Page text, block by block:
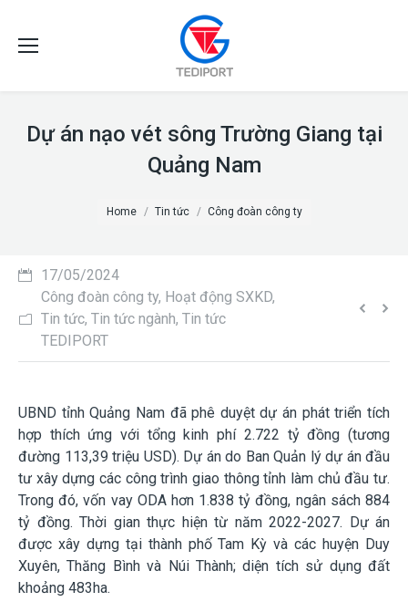
Dự án nạo vét sông Trường Giang tại
Quảng Nam
Home Tin tức Công đoàn công ty
17/05/2024
Công đoàn công ty, Hoạt động SXKD,
Tin tức, Tin tức ngành, Tin tức
TEDIPORT
UBND tỉnh Quảng Nam đã phê duyệt dự án phát triển tích
hợp thích ứng với tổng kinh phí 2.722 tỷ đồng (tương
đường 113,39 triệu USD). Dự án do Ban Quản lý dự án đầu
tư xây dựng các công trình giao thông tỉnh làm chủ đầu tư.
Trong đó, vốn vay ODA hơn 1.838 tỷ đồng, ngân sách 884
tỷ đồng. Thời gian thực hiện từ năm 2022-2027. Dự án
được xây dựng tại thành phố Tam Kỳ và các huyện Duy
Xuyên, Thăng Bình và Núi Thành; diện tích sử dụng đất
khoảng 483ha.